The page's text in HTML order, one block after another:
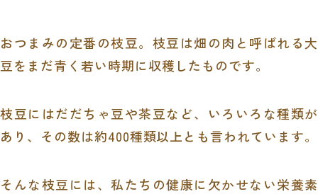
おつまみの定番の枝豆。枝豆は畑の肉と呼ばれる大
豆をまだ青く若い時期に収穫したものです。
枝豆にはだだちゃ豆や茶豆など、いろいろな種類が
あり、その数は約400種類以上とも言われています。
そんな枝豆には、私たちの健康に欠かせない栄養素